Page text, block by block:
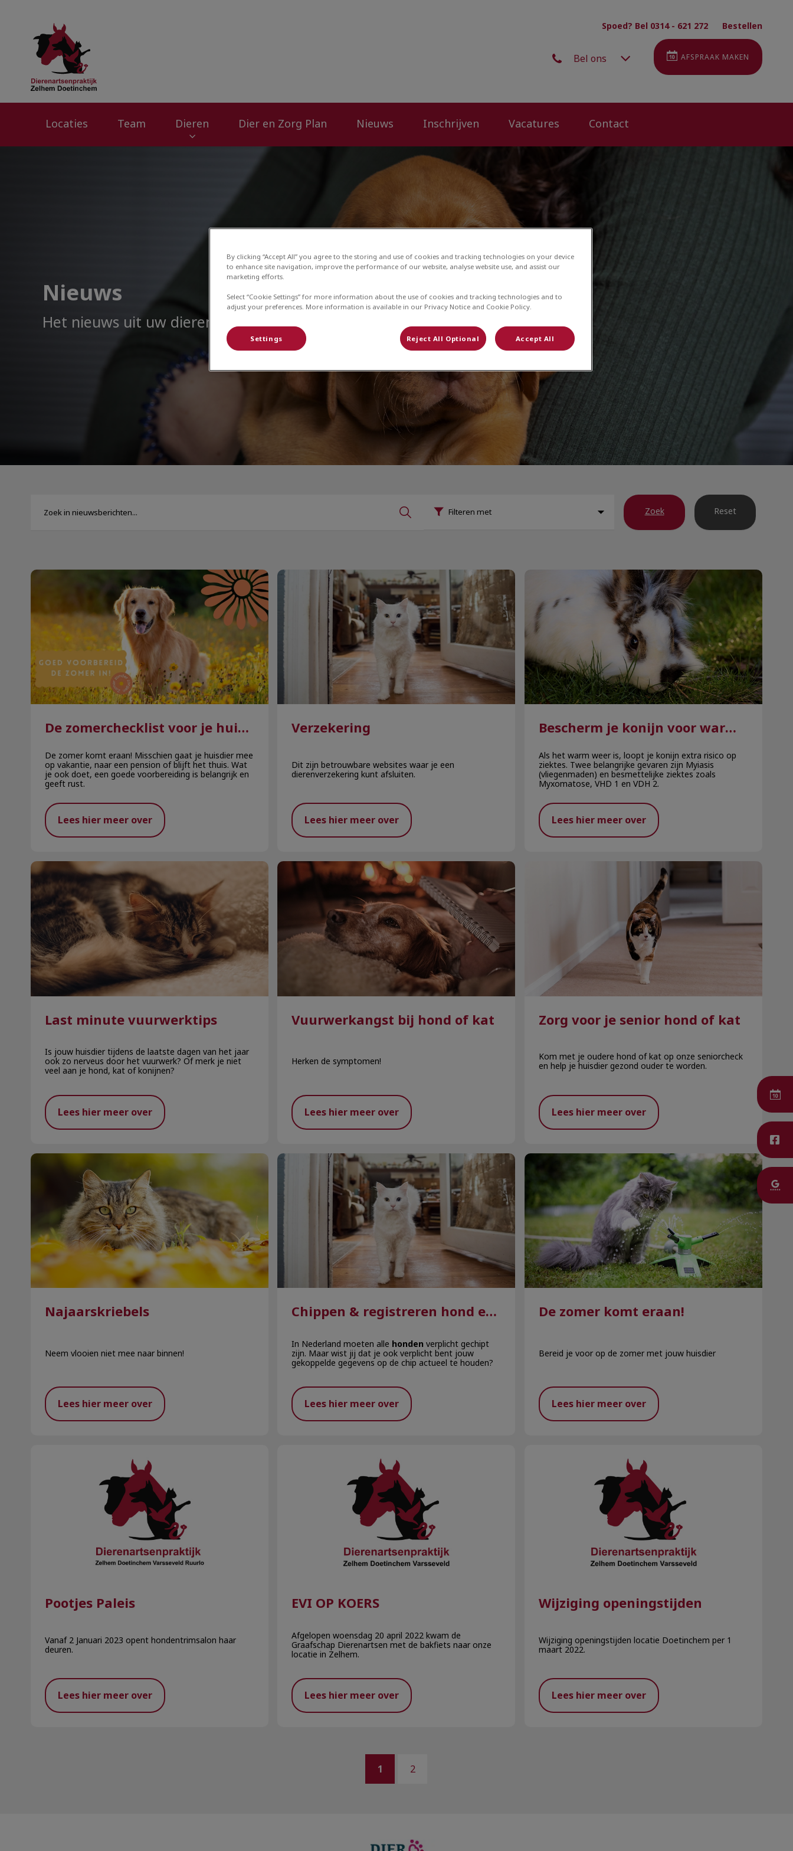
Spoed? Bel 0314 - 621 272 Bestellen
Bel ons AFSPRAAK MAKEN
Locaties Team Dieren Dier en Zorg Plan Nieuws Inschrijven Vacatures Contact
Nieuws
Het nieuws uit uw dierenartsenpraktijk
Filteren met Zoek Reset
De zomerchecklist voor je huisdier
De zomerchecklist voor je huisdier
De zomer komt eraan! Misschien gaat je huisdier mee
op vakantie, naar een pension of blijft het thuis. Wat
je ook doet, een goede voorbereiding is belangrijk en
geeft rust.
Lees hier meer over
Verzekering
Verzekering
Dit zijn betrouwbare websites waar je een
dierenverzekering kunt afsluiten.
Lees hier meer over
Bescherm je konijn voor warmere dagen
Bescherm je konijn voor warmere dagen
Als het warm weer is, loopt je konijn extra risico op
ziektes. Twee belangrijke gevaren zijn Myiasis
(vliegenmaden) en besmettelijke ziektes zoals
Myxomatose, VHD 1 en VDH 2.
Lees hier meer over
Last minute vuurwerktips
Last minute vuurwerktips
Is jouw huisdier tijdens de laatste dagen van het jaar
ook zo nerveus door het vuurwerk? Of merk je niet
veel aan je hond, kat of konijnen?
Lees hier meer over
Vuurwerkangst bij hond of kat
Vuurwerkangst bij hond of kat
Herken de symptomen!
Lees hier meer over
Zorg voor je senior hond of kat
Kom met je oudere hond of kat op onze seniorcheck
en help je huisdier gezond ouder te worden.
Lees hier meer over
Najaarskriebels
Najaarskriebels
Neem vlooien niet mee naar binnen!
Lees hier meer over
Chippen & registreren hond en kat
Chippen & registreren hond en kat
In Nederland moeten alle honden verplicht gechipt
zijn. Maar wist jij dat je ook verplicht bent jouw
gekoppelde gegevens op de chip actueel te houden?
Lees hier meer over
De zomer komt eraan!
De zomer komt eraan!
Bereid je voor op de zomer met jouw huisdier
Lees hier meer over
Pootjes Paleis
Vanaf 2 Januari 2023 opent hondentrimsalon haar
deuren.
Lees hier meer over
EVI OP KOERS
Afgelopen woensdag 20 april 2022 kwam de
Graafschap Dierenartsen met de bakfiets naar onze
locatie in Zelhem.
Lees hier meer over
Wijziging openingstijden
Wijziging openingstijden locatie Doetinchem per 1
maart 2022.
Lees hier meer over
1 2
By clicking “Accept All” you agree to the storing and use of cookies and tracking technologies on your device
to enhance site navigation, improve the performance of our website, analyse website use, and assist our
marketing efforts.
Select “Cookie Settings” for more information about the use of cookies and tracking technologies and to
adjust your preferences. More information is available in our Privacy Notice and Cookie Policy.
Settings Reject All Optional Accept All